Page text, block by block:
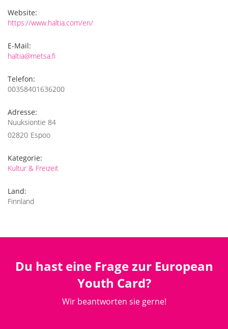
Website:
https://www.haltia.com/en/
E-Mail:
haltia@metsa.fi
Telefon:
00358401636200
Adresse:
Nuuksiontie 84
02820 Espoo
Kategorie:
Kultur & Freizeit
Land:
Finnland
Du hast eine Frage zur European
Youth Card?
Wir beantworten sie gerne!